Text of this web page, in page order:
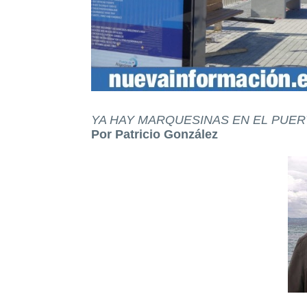
YA HAY MARQUESINAS EN EL
Por Patricio González